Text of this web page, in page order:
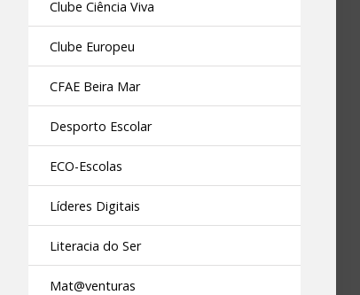
Clube Ciência Viva
Clube Europeu
CFAE Beira Mar
Desporto Escolar
ECO-Escolas
Líderes Digitais
Literacia do Ser
Mat@venturas